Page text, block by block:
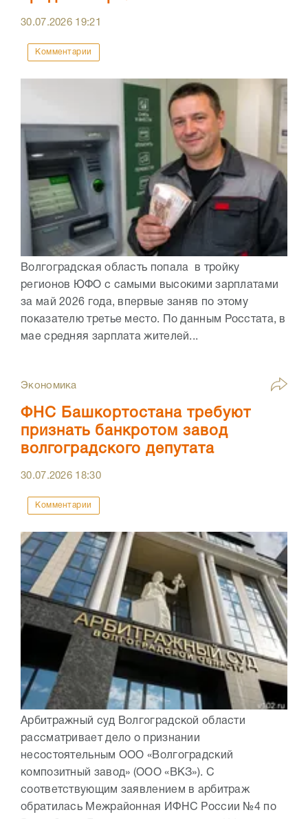
30.07.2026 19:21
Комментарии
Волгоградская область попала в тройку
регионов ЮФО с самыми высокими зарплатами
за май 2026 года, впервые заняв по этому
показателю третье место. По данным Росстата, в
мае средняя зарплата жителей...
Экономика
ФНС Башкортостана требуют
признать банкротом завод
волгоградского депутата
30.07.2026 18:30
Комментарии
Арбитражный суд Волгоградской области
рассматривает дело о признании
несостоятельным ООО «Волгоградский
композитный завод» (ООО «ВКЗ»). С
соответствующим заявлением в арбитраж
обратилась Межрайонная ИФНС России №4 по